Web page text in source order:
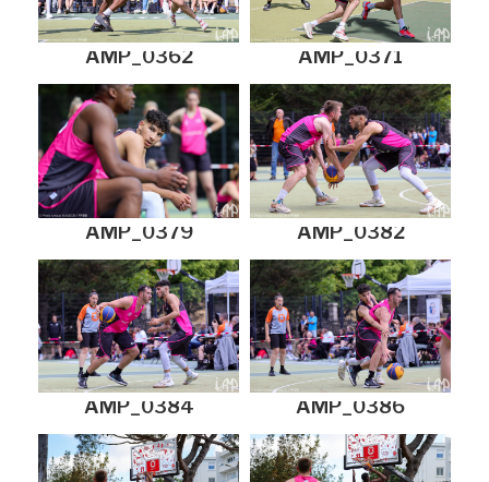
AMP_0362 AMP_0371
AMP_0379 AMP_0382
AMP_0384 AMP_0386